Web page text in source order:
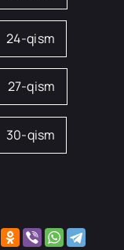
24-qism
27-qism
30-qism